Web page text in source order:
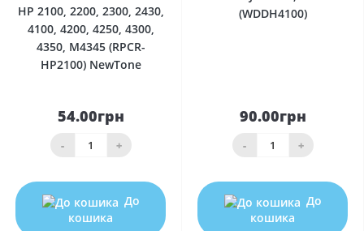
HP 2100, 2200, 2300, 2430,
4100, 4200, 4250, 4300,
4350, M4345 (RPCR-
HP2100) NewTone
54.00грн
- +
До
кошика
(WDDH4100)
90.00грн
- +
До
кошика